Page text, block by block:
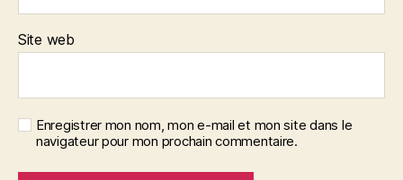
Site web
Enregistrer mon nom, mon e-mail et mon site dans le
navigateur pour mon prochain commentaire.